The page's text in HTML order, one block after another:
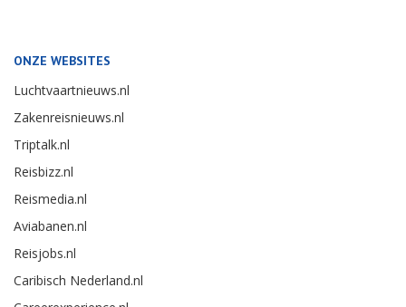
ONZE WEBSITES
Luchtvaartnieuws.nl
Zakenreisnieuws.nl
Triptalk.nl
Reisbizz.nl
Reismedia.nl
Aviabanen.nl
Reisjobs.nl
Caribisch Nederland.nl